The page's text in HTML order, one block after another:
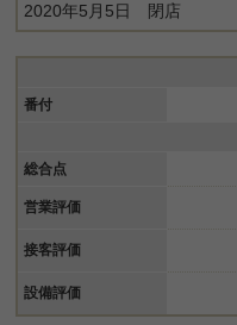
2020年5月5日 閉店
番付
総合点
営業評価
接客評価
設備評価